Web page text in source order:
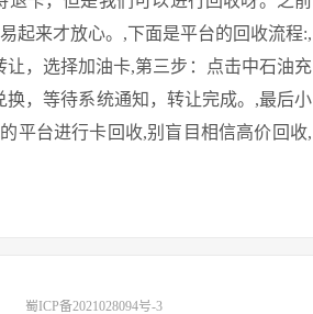
起来才放心。,下面是平台的回收流程:,
，选择加油卡,第三步：点击中石油充
，等待系统通知，转让完成。,最后小
平台进行卡回收,别盲目相信高价回收,
蜀ICP备2021028094号-3